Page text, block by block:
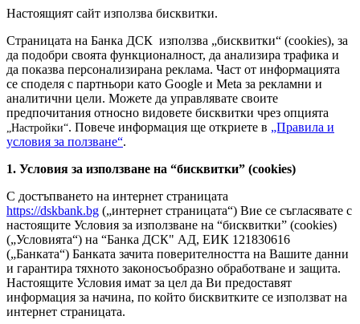
Настоящият сайт използва бисквитки.
Страницата на Банка ДСК използва „бисквитки“ (cookies), за
да подобри своята функционалност, да анализира трафика и
да показва персонализирана реклама. Част от информацията
се споделя с партньори като Google и Meta за рекламни и
аналитични цели. Можете да управлявате своите
предпочитания относно видовете бисквитки чрез опцията
„Настройки“. Повече информация ще откриете в „Правила и
условия за ползване“.
1. Условия за използване на “бисквитки” (cookies)
С достъпването на интернет страницата
https://dskbank.bg („интернет страницата“) Вие се съгласявате с
настоящите Условия за използване на “бисквитки” (cookies)
(„Условията“) на “Банка ДСК" АД, ЕИК 121830616
(„Банката“) Банката зачита поверителността на Вашите данни
и гарантира тяхното законосъобразно обработване и защита.
Настоящите Условия имат за цел да Ви предоставят
информация за начина, по който бисквитките се използват на
интернет страницата.